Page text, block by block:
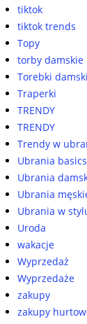
tiktok
tiktok trends
Topy
torby damskie
Torebki
Traperki
TRENDY
TRENDY
Trendy w
Ubrania basics
Ubrania
Ubrania
Ubrania w
Uroda
wakacje
Wyprzedaż
Wyprzedaże
zakupy
zakupy